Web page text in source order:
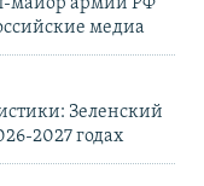
майор армии РФ
медиа
Зеленский
2027 годах